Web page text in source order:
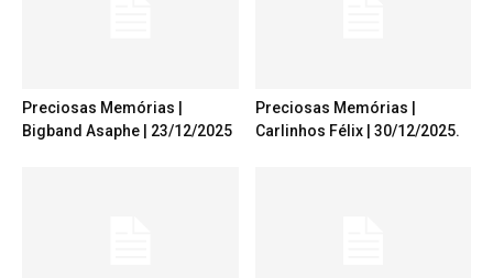
Preciosas Memórias |
Bigband Asaphe | 23/12/2025
Preciosas Memórias |
Carlinhos Félix | 30/12/2025.